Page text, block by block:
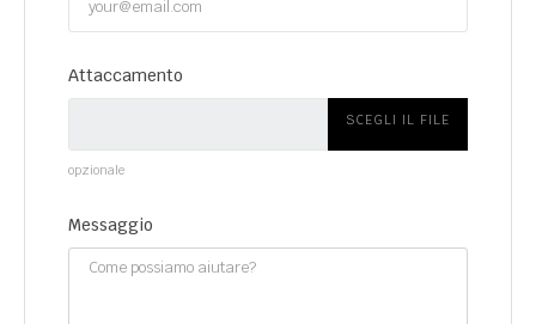
Attaccamento
SCEGLI IL FILE
opzionale
Messaggio